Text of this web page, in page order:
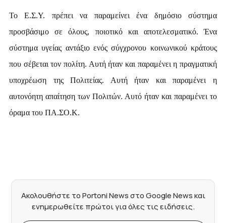
Το Ε.Σ.Υ. πρέπει να παραμείνει ένα δημόσιο σύστημα
προσβάσιμο σε όλους, ποιοτικό και αποτελεσματικό. Ένα
σύστημα υγείας αντάξιο ενός σύγχρονου κοινωνικού κράτους
που σέβεται τον πολίτη. Αυτή ήταν και παραμένει η πραγματική
υποχρέωση της Πολιτείας. Αυτή ήταν και παραμένει η
αυτονόητη απαίτηση των Πολιτών. Αυτό ήταν και παραμένει το
όραμα του ΠΑ.ΣΟ.Κ.
Ακολουθήστε το Portoni News στο Google News και
ενημερωθείτε πρώτοι για όλες τις ειδήσεις.